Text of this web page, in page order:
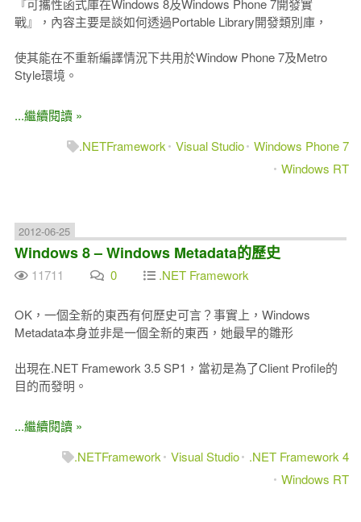
『可攜性函式庫在Windows 8及Windows Phone 7開發實
戰』，內容主要是談如何透過Portable Library開發類別庫，
使其能在不重新編譯情況下共用於Window Phone 7及Metro
Style環境。
...繼續閱讀 »
.NETFramework
Visual Studio Windows Phone 7
Windows RT
2012-06-25
Windows 8 – Windows Metadata的歷史
11711 0 .NET Framework
OK，一個全新的東西有何歷史可言？事實上，Windows
Metadata本身並非是一個全新的東西，她最早的雛形
出現在.NET Framework 3.5 SP1，當初是為了Client Profile的
目的而發明。
...繼續閱讀 »
.NETFramework
Visual Studio
.NET Framework 4
Windows RT